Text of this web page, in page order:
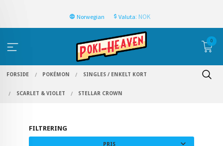
Norwegian Valuta: NOK
0
FORSIDE POKÉMON SINGLES / ENKELT KORT
SCARLET & VIOLET STELLAR CROWN
FILTRERING
PRIS